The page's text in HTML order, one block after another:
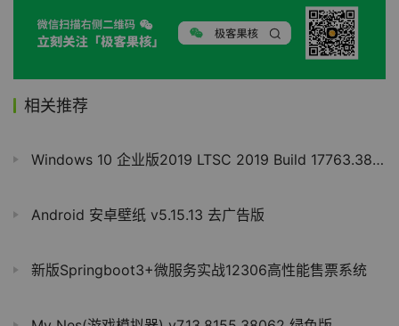
相关推荐
Windows 10 企业版2019 LTSC 2019 Build 17763.3887
Android 安卓壁纸 v5.15.13 去广告版
新版Springboot3+微服务实战12306高性能售票系统